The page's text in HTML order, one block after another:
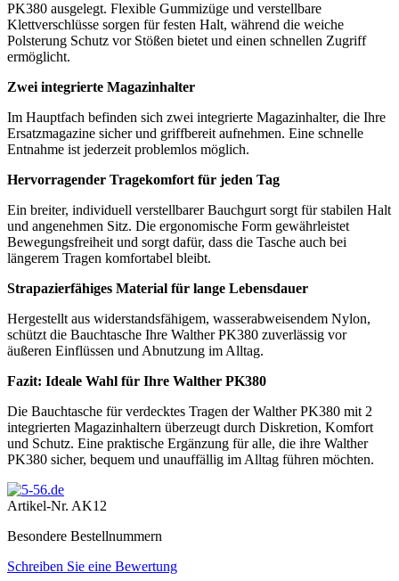
PK380 ausgelegt. Flexible Gummizüge und verstellbare
Klettverschlüsse sorgen für festen Halt, während die weiche
Polsterung Schutz vor Stößen bietet und einen schnellen Zugriff
ermöglicht.
Zwei integrierte Magazinhalter
Im Hauptfach befinden sich zwei integrierte Magazinhalter, die Ihre
Ersatzmagazine sicher und griffbereit aufnehmen. Eine schnelle
Entnahme ist jederzeit problemlos möglich.
Hervorragender Tragekomfort für jeden Tag
Ein breiter, individuell verstellbarer Bauchgurt sorgt für stabilen Halt
und angenehmen Sitz. Die ergonomische Form gewährleistet
Bewegungsfreiheit und sorgt dafür, dass die Tasche auch bei
längerem Tragen komfortabel bleibt.
Strapazierfähiges Material für lange Lebensdauer
Hergestellt aus widerstandsfähigem, wasserabweisendem Nylon,
schützt die Bauchtasche Ihre Walther PK380 zuverlässig vor
äußeren Einflüssen und Abnutzung im Alltag.
Fazit: Ideale Wahl für Ihre Walther PK380
Die Bauchtasche für verdecktes Tragen der Walther PK380 mit 2
integrierten Magazinhaltern überzeugt durch Diskretion, Komfort
und Schutz. Eine praktische Ergänzung für alle, die ihre Walther
PK380 sicher, bequem und unauffällig im Alltag führen möchten.
Artikel-Nr. AK12
Besondere Bestellnummern
Schreiben Sie eine Bewertung